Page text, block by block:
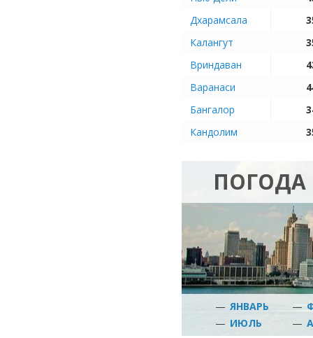
Дхарамсала
Калангут
Вриндаван
Варанаси
Бангалор
Кандолим
— ЯНВАРЬ —
— ИЮЛЬ —